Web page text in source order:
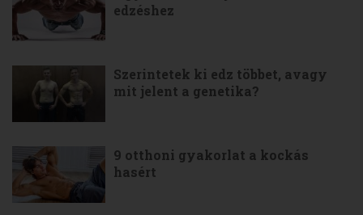
edzéshez
Szerintetek ki edz többet, avagy
mit jelent a genetika?
9 otthoni gyakorlat a kockás
hasért